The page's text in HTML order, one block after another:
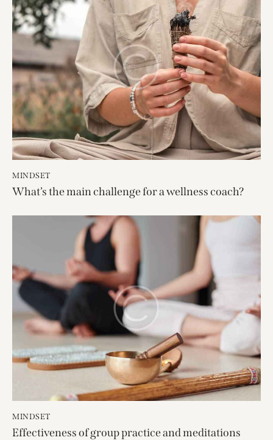
MINDSET
What’s the main challenge for a wellness coach?
MINDSET
Effectiveness of group practice and meditations